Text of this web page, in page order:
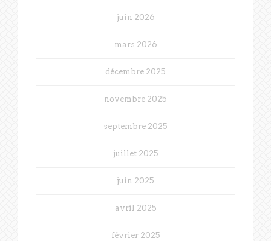
juin 2026
mars 2026
décembre 2025
novembre 2025
septembre 2025
juillet 2025
juin 2025
avril 2025
février 2025